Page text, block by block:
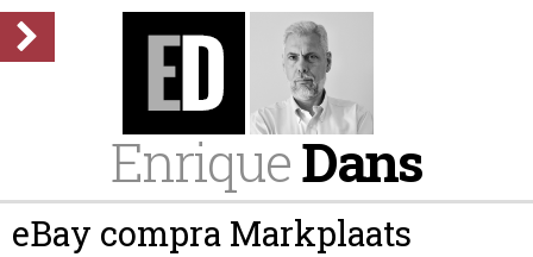
EnriqueDans
eBay compra Markplaats